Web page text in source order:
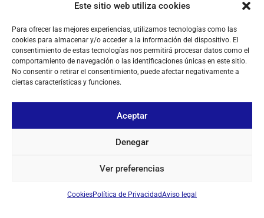
Este sitio web utiliza cookies
Para ofrecer las mejores experiencias, utilizamos tecnologías como las
cookies para almacenar y/o acceder a la información del dispositivo. El
consentimiento de estas tecnologías nos permitirá procesar datos como el
comportamiento de navegación o las identificaciones únicas en este sitio.
No consentir o retirar el consentimiento, puede afectar negativamente a
ciertas características y funciones.
Aceptar
Denegar
Ver preferencias
CookiesPolítica de PrivacidadAviso legal